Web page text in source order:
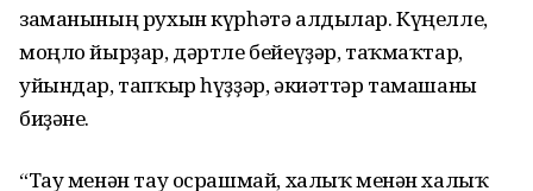
заманының рухын күрһәтә алдылар. Күңелле,
моңло йырҙар, дәртле бейеүҙәр, таҡмаҡтар,
уйындар, тапҡыр һүҙҙәр, әкиәттәр тамашаны
биҙәне.
“Тау менән тау осрашмай, халыҡ менән халыҡ